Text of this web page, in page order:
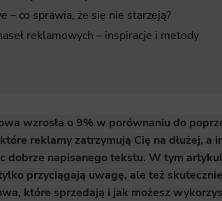
– co sprawia, że się nie starzeją?
reklamowych – inspiracje i metody
wzrosła o 9% w porównaniu do
reklamy zatrzymują Cię na dłużej, a
dobrze napisanego tekstu. W tym
przyciągają uwagę, ale też
które sprzedają i jak możesz